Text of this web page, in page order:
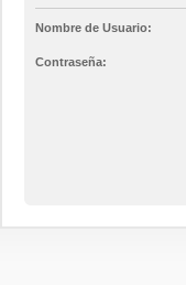
Nombre de Usuario:
Contraseña: